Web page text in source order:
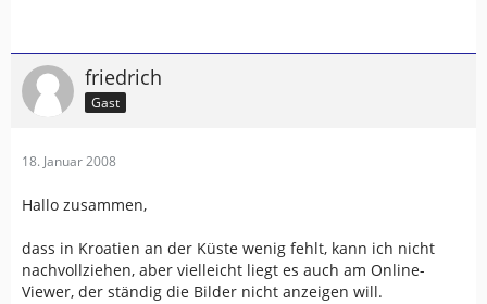
friedrich
Gast
18. Januar 2008
Hallo zusammen,
dass in Kroatien an der Küste wenig fehlt, kann ich nicht
nachvollziehen, aber vielleicht liegt es auch am Online-
Viewer, der ständig die Bilder nicht anzeigen will.